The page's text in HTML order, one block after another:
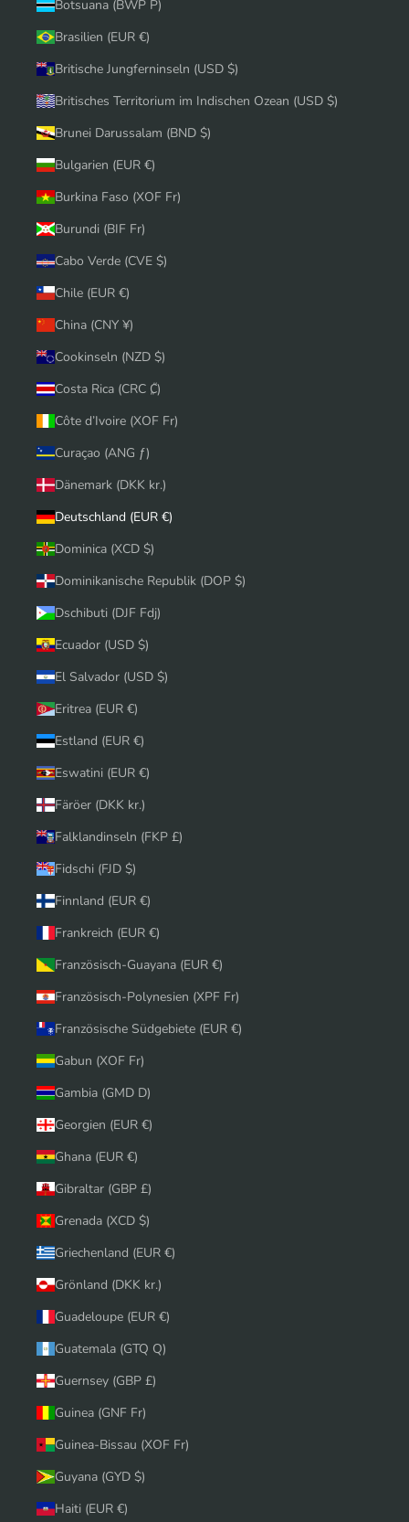
Botsuana (BWP P)
Brasilien (EUR €)
Britische Jungferninseln (USD $)
Britisches Territorium im Indischen Ozean (USD $)
Brunei Darussalam (BND $)
Bulgarien (EUR €)
Burkina Faso (XOF Fr)
Burundi (BIF Fr)
Cabo Verde (CVE $)
Chile (EUR €)
China (CNY ¥)
Cookinseln (NZD $)
Costa Rica (CRC ₡)
Côte d’Ivoire (XOF Fr)
Curaçao (ANG ƒ)
Dänemark (DKK kr.)
Deutschland (EUR €)
Dominica (XCD $)
Dominikanische Republik (DOP $)
Dschibuti (DJF Fdj)
Ecuador (USD $)
El Salvador (USD $)
Eritrea (EUR €)
Estland (EUR €)
Eswatini (EUR €)
Färöer (DKK kr.)
Falklandinseln (FKP £)
Fidschi (FJD $)
Finnland (EUR €)
Frankreich (EUR €)
Französisch-Guayana (EUR €)
Französisch-Polynesien (XPF Fr)
Französische Südgebiete (EUR €)
Gabun (XOF Fr)
Gambia (GMD D)
Georgien (EUR €)
Ghana (EUR €)
Gibraltar (GBP £)
Grenada (XCD $)
Griechenland (EUR €)
Grönland (DKK kr.)
Guadeloupe (EUR €)
Guatemala (GTQ Q)
Guernsey (GBP £)
Guinea (GNF Fr)
Guinea-Bissau (XOF Fr)
Guyana (GYD $)
Haiti (EUR €)